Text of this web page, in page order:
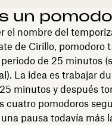
un
el nombre del
de Cirillo, pomodoro
de 25 minutos
La idea es trabajar
minutos y después
cuatro pomodoros
pausa todavía más